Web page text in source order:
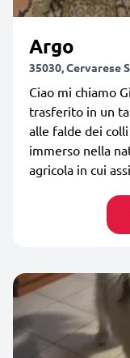
Argo
35030, Cervarese
Ciao mi chiamo
trasferito in un
alle falde dei
immerso nella
agricola in cui